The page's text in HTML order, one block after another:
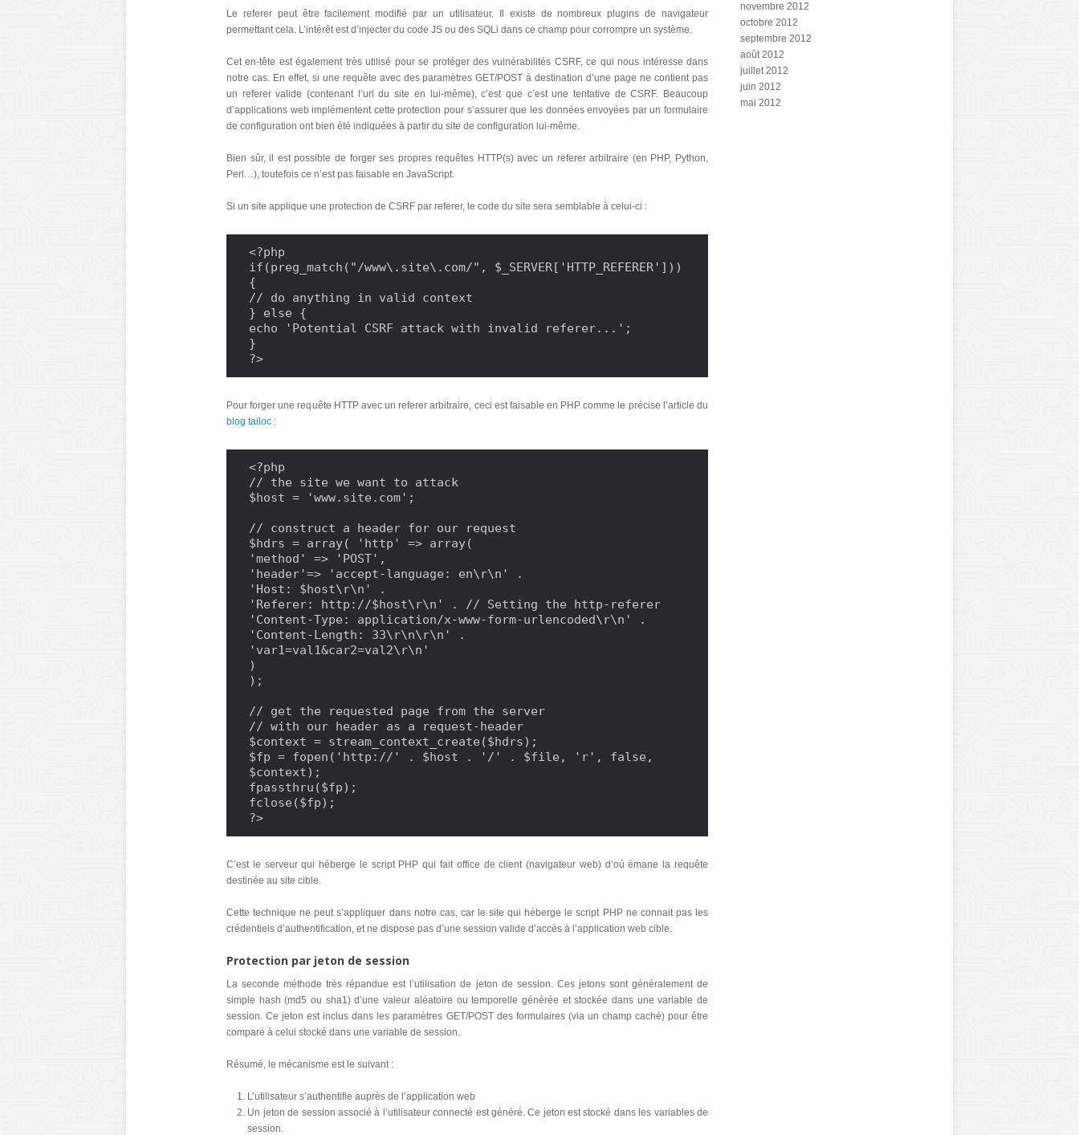
Le referer peut être facilement modifié par un utilisateur. Il existe de nombreux plugins de navigateur
permettant cela. L’intérêt est d’injecter du code JS ou des SQLi dans ce champ pour corrompre un système.
Cet en-tête est également très utilisé pour se protéger des vulnérabilités CSRF, ce qui nous intéresse dans
notre cas. En effet, si une requête avec des paramètres GET/POST à destination d’une page ne contient pas
un referer valide (contenant l’url du site en lui-même), c’est que c’est une tentative de CSRF. Beaucoup
d’applications web implémentent cette protection pour s’assurer que les données envoyées par un formulaire
de configuration ont bien été indiquées à partir du site de configuration lui-même.
Bien sûr, il est possible de forger ses propres requêtes HTTP(s) avec un referer arbitraire (en PHP, Python,
Perl…), toutefois ce n’est pas faisable en JavaScript.
Si un site applique une protection de CSRF par referer, le code du site sera semblable à celui-ci :
<?php
if(preg_match("/www\.site\.com/", $_SERVER['HTTP_REFERER']))
{
// do anything in valid context
} else {
echo 'Potential CSRF attack with invalid referer...';
}
?>
Pour forger une requête HTTP avec un referer arbitraire, ceci est faisable en PHP comme le précise l’article du
blog tailoc :
<?php
// the site we want to attack
$host = 'www.site.com';
// construct a header for our request
$hdrs = array( 'http' => array(
'method' => 'POST',
'header'=> 'accept-language: en\r\n' .
'Host: $host\r\n' .
'Referer: http://$host\r\n' . // Setting the http-referer
'Content-Type: application/x-www-form-urlencoded\r\n' .
'Content-Length: 33\r\n\r\n' .
'var1=val1&car2=val2\r\n'
)
);
// get the requested page from the server
// with our header as a request-header
$context = stream_context_create($hdrs);
$fp = fopen('http://' . $host . '/' . $file, 'r', false,
$context);
fpassthru($fp);
fclose($fp);
?>
C’est le serveur qui héberge le script PHP qui fait office de client (navigateur web) d’où émane la requête
destinée au site cible.
Cette technique ne peut s’appliquer dans notre cas, car le site qui héberge le script PHP ne connait pas les
crédentiels d’authentification, et ne dispose pas d’une session valide d’accès à l’application web cible.
Protection par jeton de session
La seconde méthode très répandue est l’utilisation de jeton de session. Ces jetons sont généralement de
simple hash (md5 ou sha1) d’une valeur aléatoire ou temporelle générée et stockée dans une variable de
session. Ce jeton est inclus dans les paramètres GET/POST des formulaires (via un champ caché) pour être
comparé à celui stocké dans une variable de session.
Résumé, le mécanisme est le suivant :
L’utilisateur s’authentifie auprès de l’application web
Un jeton de session associé à l’utilisateur connecté est généré. Ce jeton est stocké dans les variables de
session.
novembre 2012
octobre 2012
septembre 2012
août 2012
juillet 2012
juin 2012
mai 2012